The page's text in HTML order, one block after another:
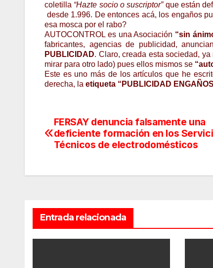
coletilla “Hazte socio o suscriptor”que están
desde 1.996. De entonces acá, los engaños
esa mosca por el rabo?
AUTOCONTROL es una Asociación “sin
fabricantes, agencias de publicidad,
PUBLICIDAD. Claro, creada esta sociedad,
mirar para otro lado) pues ellos mismos se
Este es uno más de los artículos que he
derecha, la etiqueta “PUBLICIDAD
Navegación
de
FERSAY denuncia falsamente una
deficiente formación en los
Técnicos de electrodomésticos
Entrada relacionada